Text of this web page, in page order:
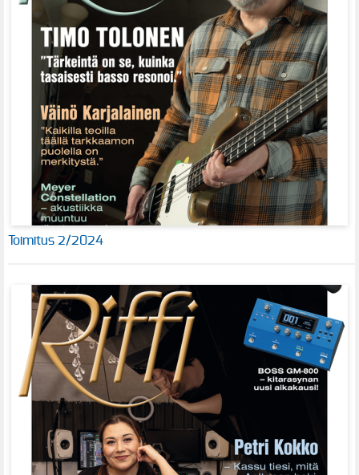
Toimitus 2/2024